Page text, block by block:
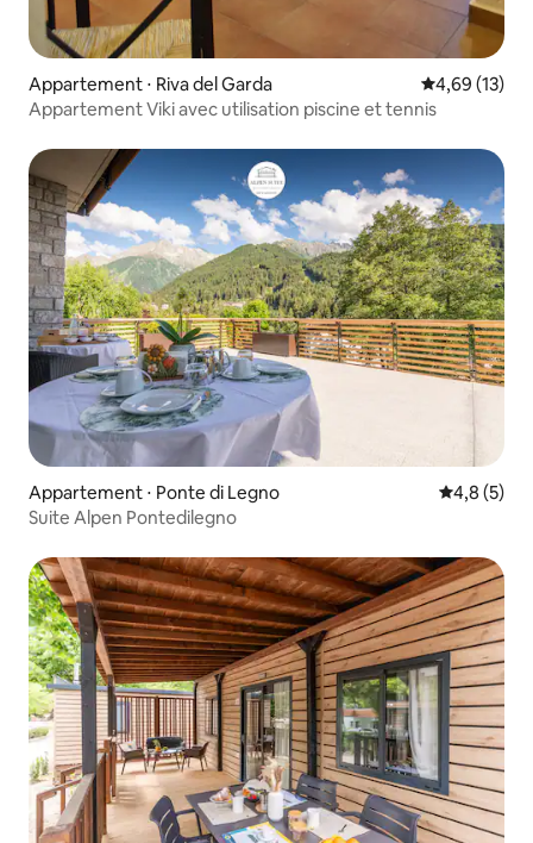
Appartement ⋅ Riva del Garda Évaluation
4,69 (13)
Appartement Viki avec utilisation piscine et tennis
Appartement ⋅ Ponte di Legno Évaluation
4,8 (5)
Suite Alpen Pontedilegno